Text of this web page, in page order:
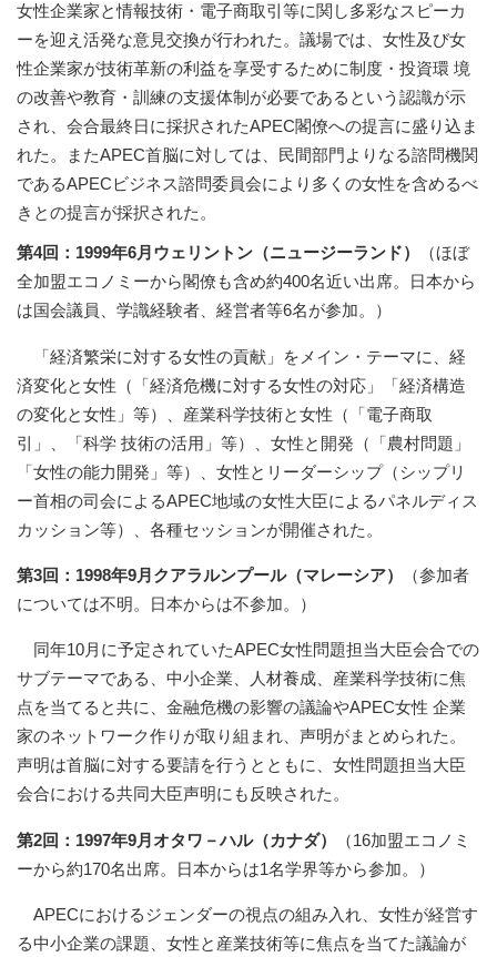
女性企業家と情報技術・電子商取引等に関し多彩なスピーカ
ーを迎え活発な意見交換が行われた。議場では、女性及び女
性企業家が技術革新の利益を享受するために制度・投資環 境
の改善や教育・訓練の支援体制が必要であるという認識が示
され、会合最終日に採択されたAPEC閣僚への提言に盛り込ま
れた。またAPEC首脳に対しては、民間部門よりなる諮問機関
であるAPECビジネス諮問委員会により多くの女性を含めるべ
きとの提言が採択された。
第4回：1999年6月ウェリントン（ニュージーランド）
（ほぼ
全加盟エコノミーから閣僚も含め約400名近い出席。日本から
は国会議員、学識経験者、経営者等6名が参加。）
「経済繁栄に対する女性の貢献」をメイン・テーマに、経
済変化と女性（「経済危機に対する女性の対応」「経済構造
の変化と女性」等）、産業科学技術と女性（「電子商取
引」、「科学 技術の活用」等）、女性と開発（「農村問題」
「女性の能力開発」等）、女性とリーダーシップ（シップリ
ー首相の司会によるAPEC地域の女性大臣によるパネルディス
カッション等）、各種セッションが開催された。
第3回：1998年9月クアラルンプール（マレーシア）
（参加者
については不明。日本からは不参加。）
同年10月に予定されていたAPEC女性問題担当大臣会合での
サブテーマである、中小企業、人材養成、産業科学技術に焦
点を当てると共に、金融危機の影響の議論やAPEC女性 企業
家のネットワーク作りが取り組まれ、声明がまとめられた。
声明は首脳に対する要請を行うとともに、女性問題担当大臣
会合における共同大臣声明にも反映された。
第2回：1997年9月オタワ－ハル（カナダ）
（16加盟エコノミ
ーから約170名出席。日本からは1名学界等から参加。）
APECにおけるジェンダーの視点の組み入れ、女性が経営す
る中小企業の課題、女性と産業技術等に焦点を当てた議論が